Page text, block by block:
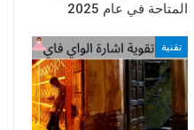
المتاحة في عام 2025
تقنية